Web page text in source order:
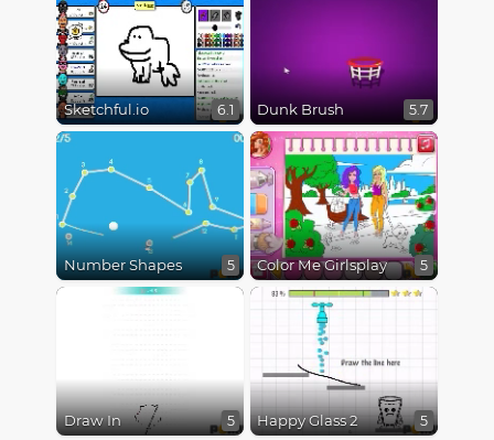
Sketchful.io 6.1 Dunk Brush 5.7
Number Shapes 5 Color Me Girlsplay 5
Draw In 5 Happy Glass 2 5